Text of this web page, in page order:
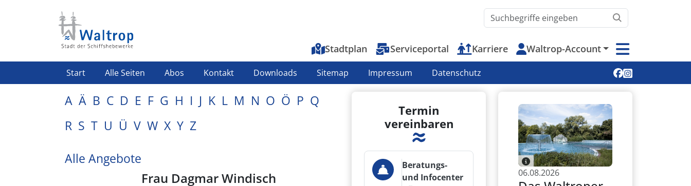
Waltrop.de durchsuchen
Top-Menu
Stadtplan Serviceportal Karriere Waltrop-Account
Highlight Menü
Start Alle Seiten Abos Kontakt Downloads Sitemap Impressum Datenschutz Soziale Medien
A Ä B C D E F G H I J K L M N O Ö P Q
R S T U Ü V W X Y Z
Alle Angebote
Frau Dagmar Windisch
Termin
vereinbaren
Beratungs-
und Infocenter
06.08.2026